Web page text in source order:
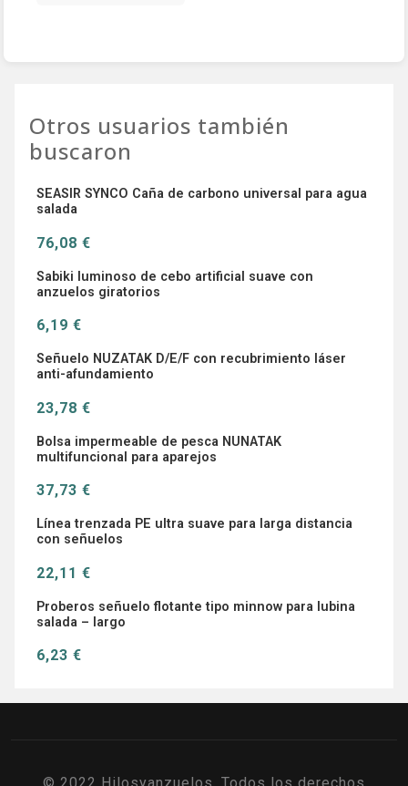
Otros usuarios también
buscaron
SEASIR SYNCO Caña de carbono universal para agua
salada
76,08 €
Sabiki luminoso de cebo artificial suave con
anzuelos giratorios
6,19 €
Señuelo NUZATAK D/E/F con recubrimiento láser
anti-afundamiento
23,78 €
Bolsa impermeable de pesca NUNATAK
multifuncional para aparejos
37,73 €
Línea trenzada PE ultra suave para larga distancia
con señuelos
22,11 €
Proberos señuelo flotante tipo minnow para lubina
salada – largo
6,23 €